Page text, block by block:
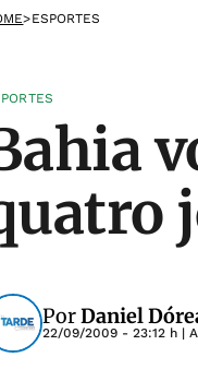
>ESPORTES
PorDaniel
22/09/2009 - 23:12 h |